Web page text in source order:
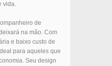
vida.
de
na mão. Com
e baixo custo de
para aqueles que
Seu design